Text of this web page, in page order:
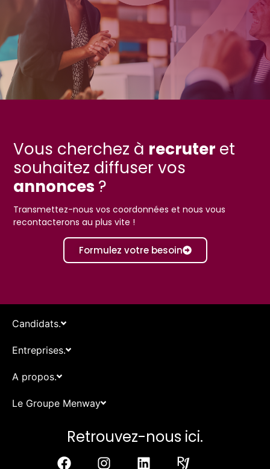
Vous cherchez à recruter et
souhaitez diffuser vos
annonces ?
Transmettez-nous vos coordonnées et nous vous
recontacterons au plus vite !
Formulez votre besoin
Candidats.
Entreprises.
A propos.
Le Groupe Menway
Retrouvez-nous ici.